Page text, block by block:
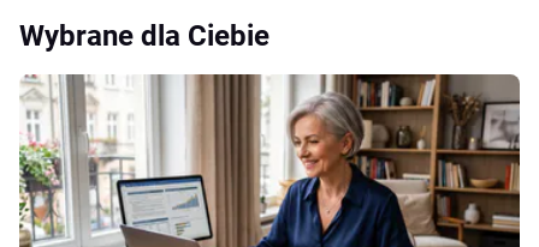
Wybrane dla Ciebie